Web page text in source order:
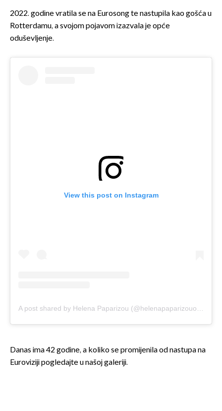
2022. godine vratila se na Eurosong te nastupila kao gošća u
Rotterdamu, a svojom pojavom izazvala je opće
oduševljenje.
View this post on Instagram
A post shared by Helena Paparizou (@helenapaparizouofficial)
Danas ima 42 godine, a koliko se promijenila od nastupa na
Euroviziji pogledajte u našoj galeriji.